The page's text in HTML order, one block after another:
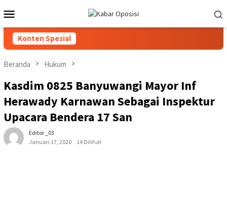
ke
kontenMobile
Konten Spesial
Beranda Hukum
Kasdim 0825 Banyuwangi Mayor Inf
Herawady Karnawan Sebagai Inspektur
Upacara Bendera 17 San
Editor _03
Januari 17, 2020
14 Dilihat